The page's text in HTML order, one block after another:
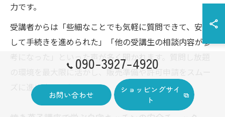
力です。
受講者からは「些細なことでも気軽に質問できて、安心
して手続きを進められた」「他の受講生の相談内容が参
考になった」といった声が多く聞かれます。質問し放題
の環境を最大限に活かし、販売準備や許可申請をスムー
ズに進めましょう。
090-3927-4920
お問い合わせ
ショッピングサイ
ト